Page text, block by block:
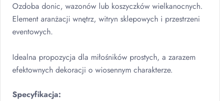
Ozdoba donic, wazonów lub koszyczków wielkanocnych.
Element aranżacji wnętrz, witryn sklepowych i przestrzeni
eventowych.
Idealna propozycja dla miłośników prostych, a zarazem
efektownych dekoracji o wiosennym charakterze.
Specyfikacja: